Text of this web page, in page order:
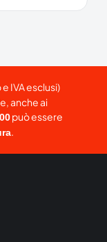
IVA esclusi)
anche ai
può essere
.